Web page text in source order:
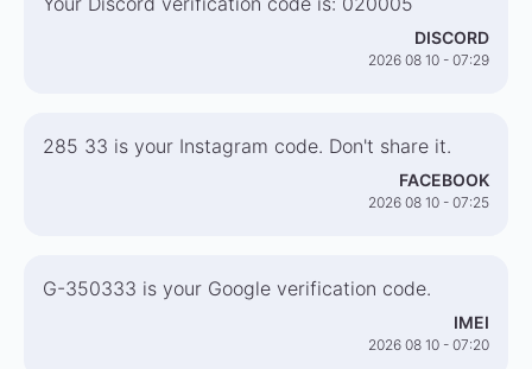
DISCORD
2026 08 10 - 07:29
285 33 is your Instagram code. Don't share it.
FACEBOOK
2026 08 10 - 07:25
G-350333 is your Google verification code.
IMEI
2026 08 10 - 07:20